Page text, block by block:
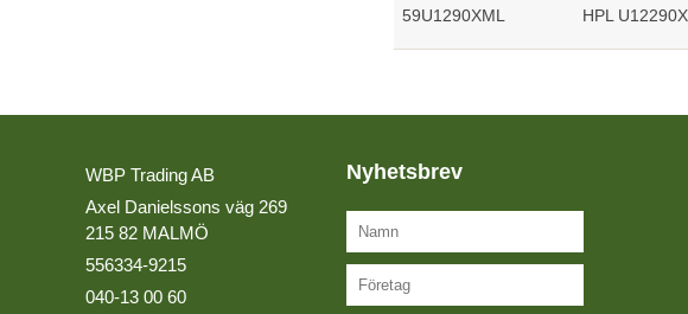
59U1290XML HPL
WBP Trading AB
Axel Danielssons väg 269
215 82 MALMÖ
556334-9215
040-13 00 60
Nyhetsbrev